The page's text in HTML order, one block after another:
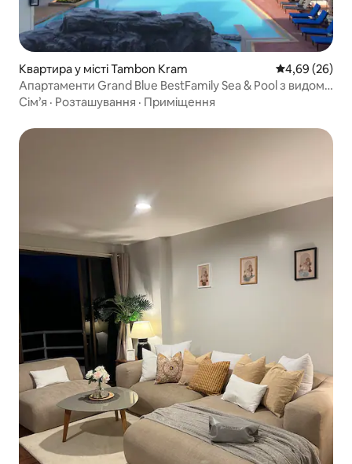
Квартира у місті Tambon Kram Середня
4,69 (26)
Апартаменти Grand Blue BestFamily Sea & Pool з видом
на море та басейн площею 56 кв.м.
Сім’я · Розташування · Приміщення